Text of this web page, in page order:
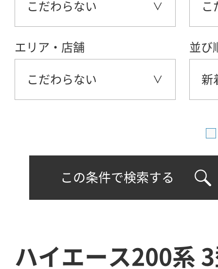
こだわらない こ
エリア・店舗
こだわらない
並び
新
この条件で検索する
ハイエース200系